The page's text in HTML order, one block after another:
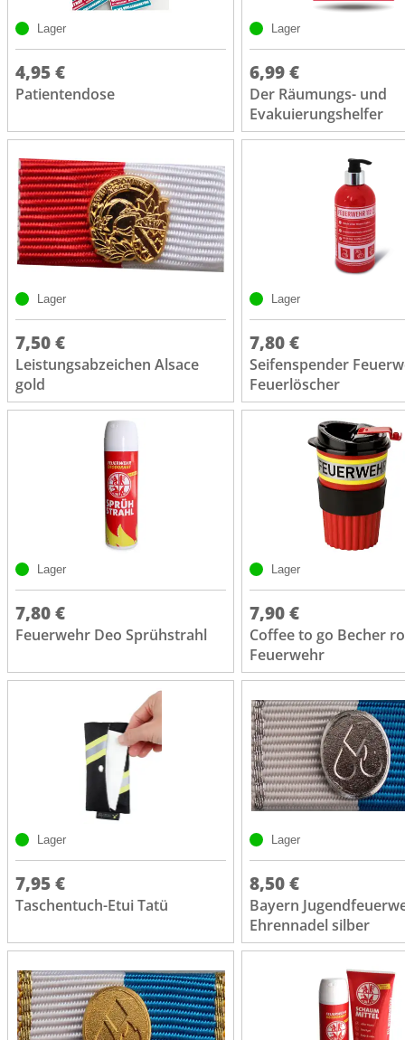
Lager
4,95 €
Patientendose
Lager
6,99 €
Der Räumungs- und
Evakuierungshelfer
Lager
7,50 €
Leistungsabzeichen Alsace
gold
Lager
7,80 €
Seifenspender
Feuerlöscher
Lager
7,80 €
Feuerwehr Deo Sprühstrahl
Lager
7,90 €
Coffee to go Becher
Feuerwehr
Lager
7,95 €
Taschentuch-Etui Tatü
Lager
8,50 €
Bayern
Ehrennadel silber